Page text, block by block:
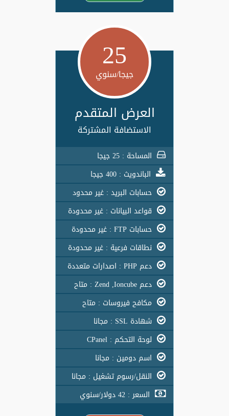
25
جيجا/سنوي
العرض المتقدم
الاستضافة المشتركة
المساحة : 25 جيجا
الباندويث : 400 جيجا
حسابات البريد : غير محدود
قواعد البيانات : غير محدودة
حسابات FTP : غير محدودة
نطاقات فرعية : غير محدودة
دعم PHP : اصدارات متعددة
دعم Zend ,Ioncube : متاح
مكافح فيروسات : متاح
شهادة SSL : مجانا
لوحة التحكم : CPanel
اسم دومين : مجانا
النقل/رسوم تشغيل : مجانا
السعر : 42 دولار/سنوي